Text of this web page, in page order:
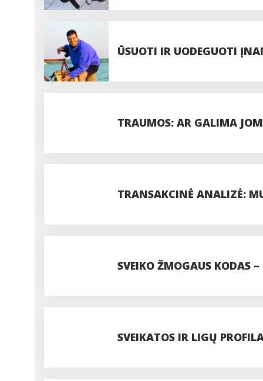
ŪSUOTI IR UODEGUOTI
TRAUMOS: AR GALIMA
TRANSAKCINĖ ANALIZĖ:
SVEIKO ŽMOGAUS KODAS
SVEIKATOS IR LIGŲ